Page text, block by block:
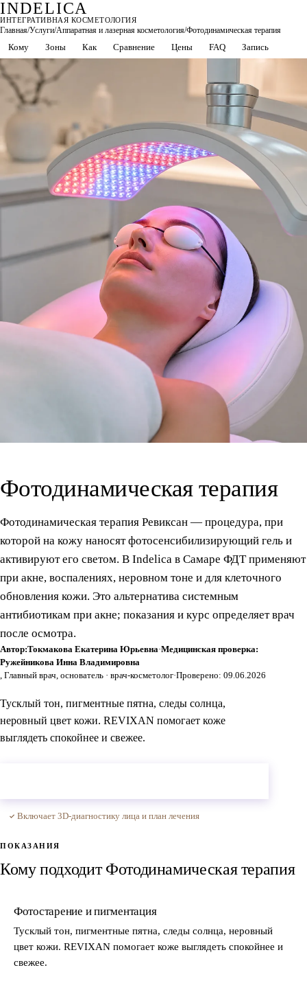
INDELICA
ИНТЕГРАТИВНАЯ КОСМЕТОЛОГИЯ
Главная/Услуги/Аппаратная и лазерная косметология/Фотодинамическая терапия
Кому Зоны Как Сравнение Цены FAQ Запись
Фотодинамическая терапия
Фотодинамическая терапия Ревиксан — процедура, при
которой на кожу наносят фотосенсибилизирующий гель и
активируют его светом. В Indelica в Самаре ФДТ применяют
при акне, воспалениях, неровном тоне и для клеточного
обновления кожи. Это альтернатива системным
антибиотикам при акне; показания и курс определяет врач
после осмотра.
Автор:Токмакова Екатерина Юрьевна·Медицинская проверка:
Ружейникова Инна Владимировна
, Главный врач, основатель · врач-косметолог·Проверено: 09.06.2026
Тусклый тон, пигментные пятна, следы солнца,
неровный цвет кожи. REVIXAN помогает коже
выглядеть спокойнее и свежее.
Включает 3D-диагностику лица и план лечения
ПОКАЗАНИЯ
Кому подходит Фотодинамическая терапия
Фотостарение и пигментация
Тусклый тон, пигментные пятна, следы солнца, неровный
цвет кожи. REVIXAN помогает коже выглядеть спокойнее и
свежее.